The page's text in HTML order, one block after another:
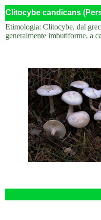
Clitocybe candicans
Etimologia: Clitocybe, dal
generalmente imbutiforme, a